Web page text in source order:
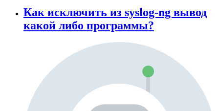
Как исключить из syslog-ng вывод
какой либо программы?